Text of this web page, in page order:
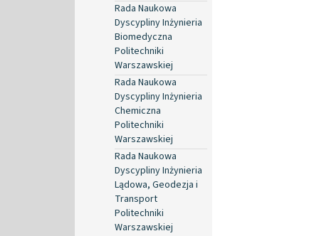
Rada Naukowa
Dyscypliny Inżynieria
Biomedyczna
Politechniki
Warszawskiej
Rada Naukowa
Dyscypliny Inżynieria
Chemiczna
Politechniki
Warszawskiej
Rada Naukowa
Dyscypliny Inżynieria
Lądowa, Geodezja i
Transport
Politechniki
Warszawskiej